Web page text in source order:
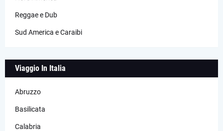
Reggae e Dub
Sud America e Caraibi
Viaggio In Italia
Abruzzo
Basilicata
Calabria